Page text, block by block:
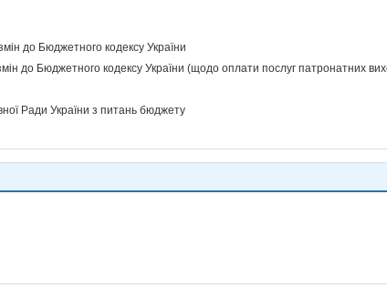
до Бюджетного кодексу України
до Бюджетного кодексу України (щодо оплати послуг патронатних
Ради України з питань бюджету